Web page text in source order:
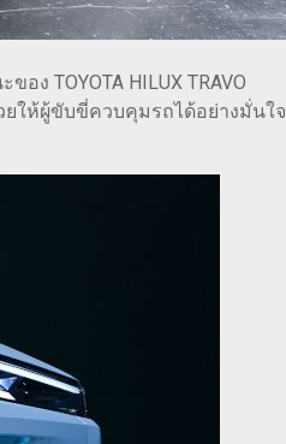
อง TOYOTA HILUX TRAVO
ยให้ผู้ขับขี่ควบคุมรถได้อย่างมั่นใจ